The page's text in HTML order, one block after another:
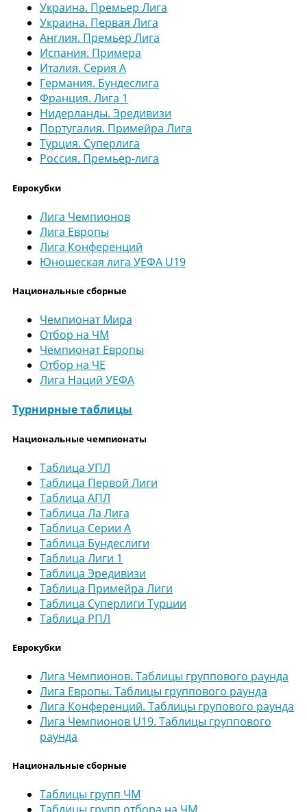
Украина. Премьер Лига
Украина. Первая Лига
Англия. Премьер Лига
Испания. Примера
Италия. Серия А
Германия. Бундеслига
Франция. Лига 1
Нидерланды. Эредивизи
Португалия. Примейра Лига
Турция. Суперлига
Россия. Премьер-лига
Еврокубки
Лига Чемпионов
Лига Европы
Лига Конференций
Юношеская лига УЕФА U19
Национальные сборные
Чемпионат Мира
Отбор на ЧМ
Чемпионат Европы
Отбор на ЧЕ
Лига Наций УЕФА
Турнирные таблицы
Национальные чемпионаты
Таблица УПЛ
Таблица Первой Лиги
Таблица АПЛ
Таблица Ла Лига
Таблица Серии А
Таблица Бундеслиги
Таблица Лиги 1
Таблица Эредивизи
Таблица Примейра Лиги
Таблица Суперлиги Турции
Таблица РПЛ
Еврокубки
Лига Чемпионов. Таблицы группового раунда
Лига Европы. Таблицы группового раунда
Лига Конференций. Таблицы групового раунда
Лига Чемпионов U19. Таблицы группового
раунда
Национальные сборные
Таблицы групп ЧМ